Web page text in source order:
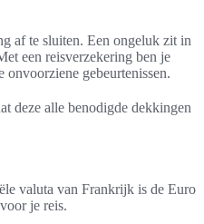
af te sluiten. Een ongeluk zit in
een reisverzekering ben je
onvoorziene gebeurtenissen.
deze alle benodigde dekkingen
valuta van Frankrijk is de Euro
je reis.